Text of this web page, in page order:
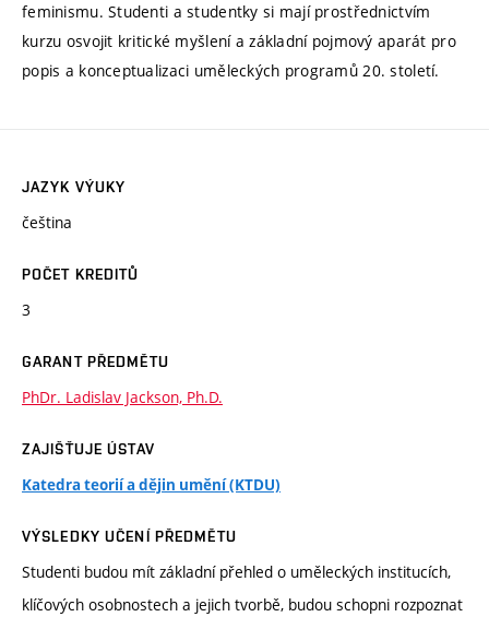
feminismu. Studenti a studentky si mají prostřednictvím
kurzu osvojit kritické myšlení a základní pojmový aparát pro
popis a konceptualizaci uměleckých programů 20. století.
JAZYK VÝUKY
čeština
POČET KREDITŮ
3
GARANT PŘEDMĚTU
PhDr. Ladislav Jackson, Ph.D.
ZAJIŠŤUJE ÚSTAV
Katedra teorií a dějin umění (KTDU)
VÝSLEDKY UČENÍ PŘEDMĚTU
Studenti budou mít základní přehled o uměleckých institucích,
klíčových osobnostech a jejich tvorbě, budou schopni rozpoznat